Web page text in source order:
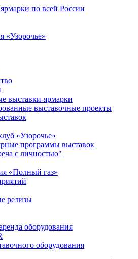
по всей России
выставки-ярмарки
выставочные проекты
«Узорочье»
программы выставок
с личностью"
«Полный газ»
релизы
оборудования
оборудования